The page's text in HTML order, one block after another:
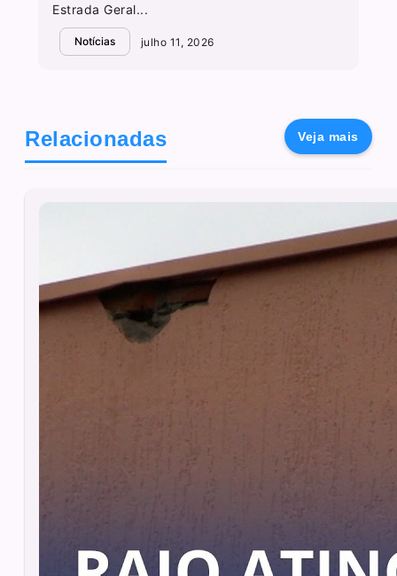
Estrada Geral...
Notícias julho 11, 2026
Relacionadas Veja mais